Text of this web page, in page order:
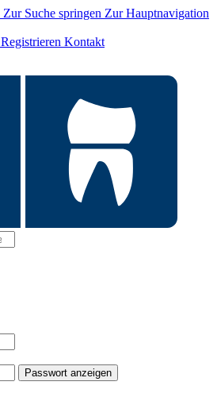
Zur Suche springen Zur Hauptnavigation
Registrieren Kontakt
Passwort anzeigen